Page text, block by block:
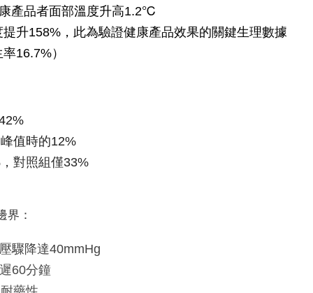
產品者面部溫度升高1.2℃
升158%，此為驗證健康產品效果的關鍵生理數據
16.7%）
值時的12%
對照組僅33%
界：
驟降達40mmHg
60分鐘